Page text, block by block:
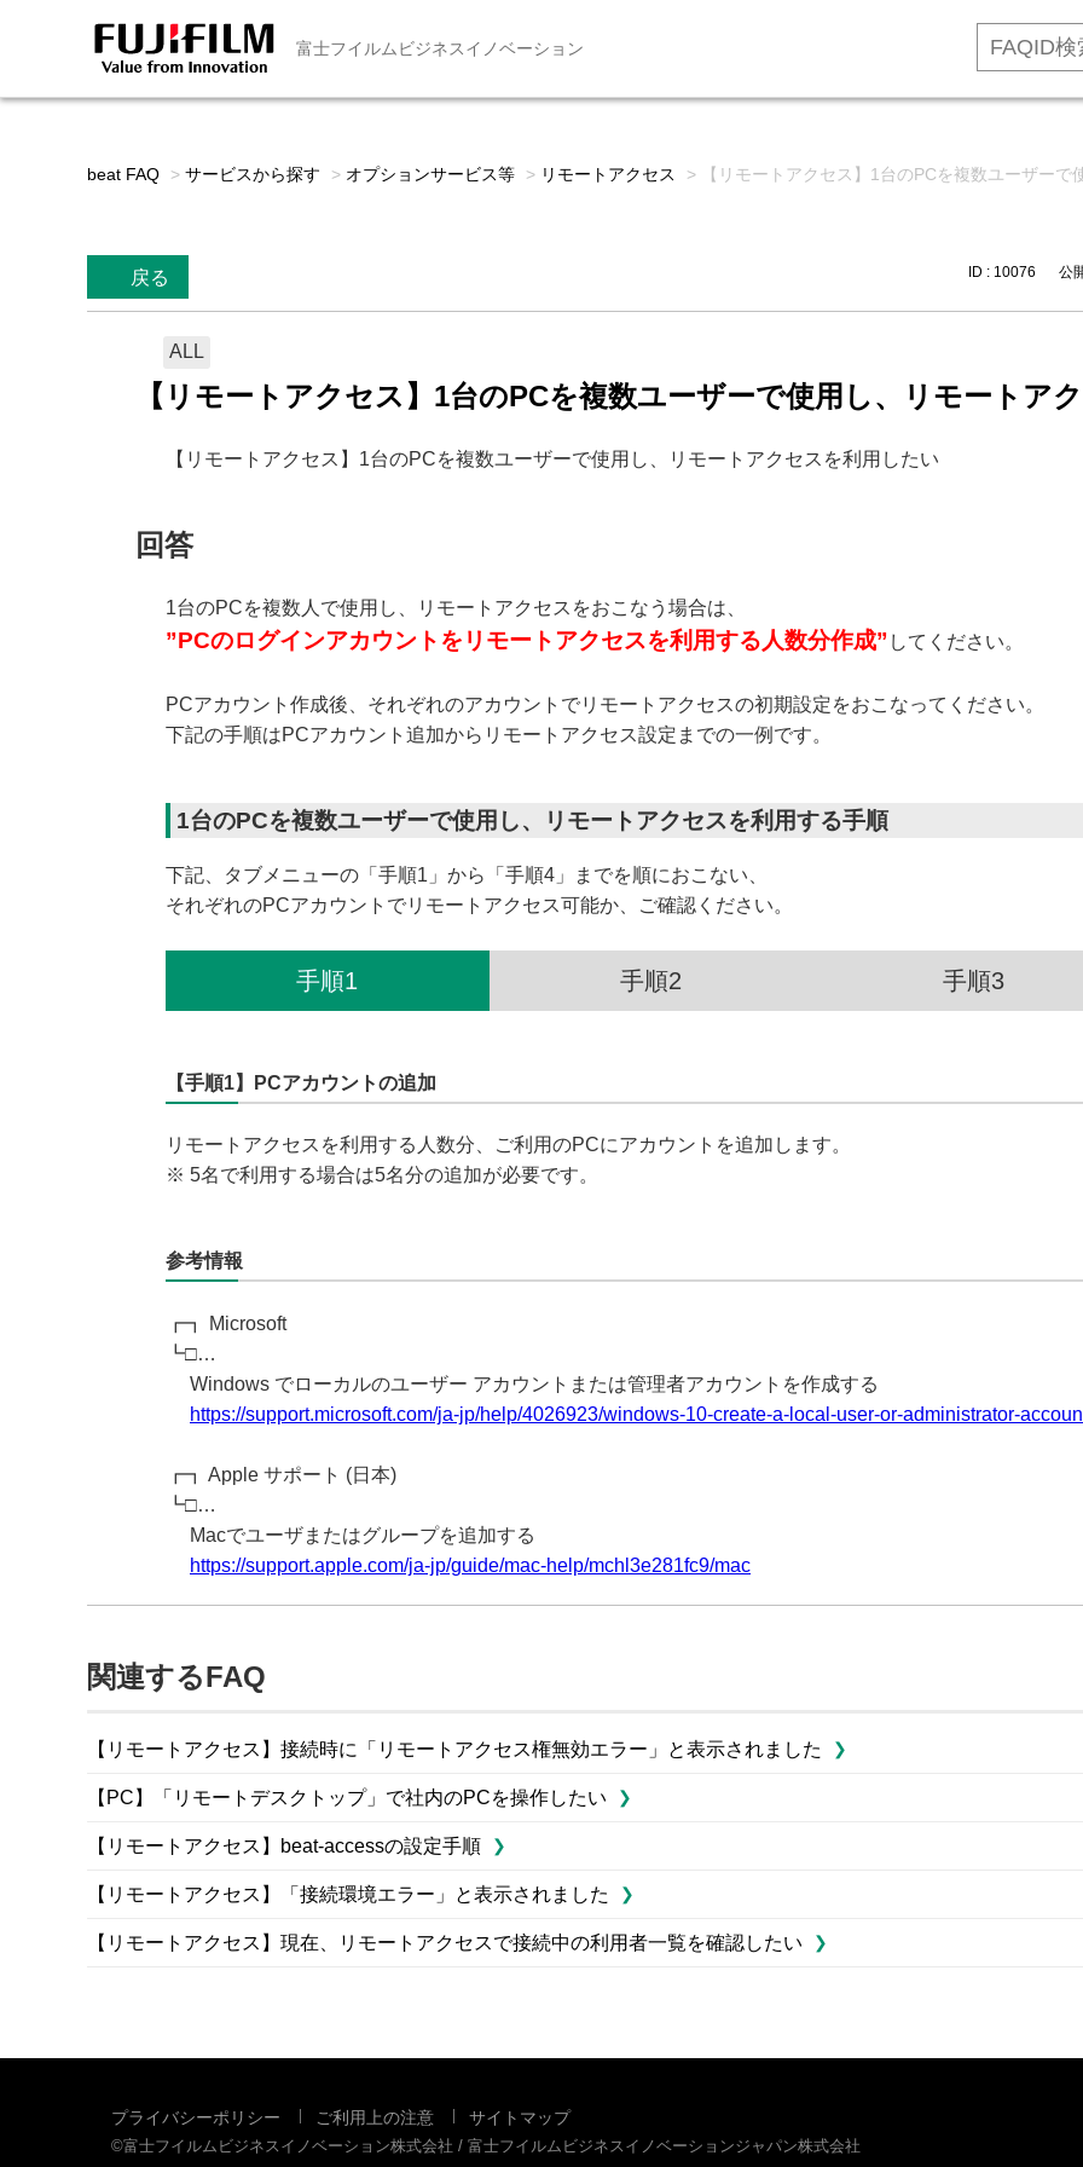
富士フイルムビジネスイノベーション
beat FAQ > サービスから探す > オプションサービス等 > リモートアクセス > 【リモートアクセス】1台のPCを複数ユーザー
戻る ID : 10076 公
ALL
【リモートアクセス】1台のPCを複数ユーザーで使用し、リモートア
【リモートアクセス】1台のPCを複数ユーザーで使用し、リモートアクセスを利用したい
回答
1台のPCを複数人で使用し、リモートアクセスをおこなう場合は、
”PCのログインアカウントをリモートアクセスを利用する人数分作成” してください。
PCアカウント作成後、それぞれのアカウントでリモートアクセスの初期設定をおこなってください。
下記の手順はPCアカウント追加からリモートアクセス設定までの一例です。
1台のPCを複数ユーザーで使用し、リモートアクセスを利用する手順
下記、タブメニューの「手順1」から「手順4」までを順におこない、
それぞれのPCアカウントでリモートアクセス可能か、ご確認ください。
手順1
【手順1】PCアカウントの追加
リモートアクセスを利用する人数分、ご利用のPCにアカウントを追加します。
※ 5名で利用する場合は5名分の追加が必要です。
参考情報
┏┓ Microsoft
┗□…
Windows でローカルのユーザー アカウントまたは管理者アカウントを作成する
https://support.microsoft.com/ja-jp/help/4026923/windows-10-create-a-local-user-or-administrator-
┏┓ Apple サポート (日本)
┗□…
Macでユーザまたはグループを追加する
https://support.apple.com/ja-jp/guide/mac-help/mchl3e281fc9/mac
手順2 手順3
関連するFAQ
【リモートアクセス】接続時に「リモートアクセス権無効エラー」と表示されました
【PC】「リモートデスクトップ」で社内のPCを操作したい
【リモートアクセス】beat-accessの設定手順
【リモートアクセス】「接続環境エラー」と表示されました
【リモートアクセス】現在、リモートアクセスで接続中の利用者一覧を確認したい
プライバシーポリシー ご利用上の注意 サイトマップ
©富士フイルムビジネスイノベーション株式会社 / 富士フイルムビジネスイノベーションジャパン株式会社